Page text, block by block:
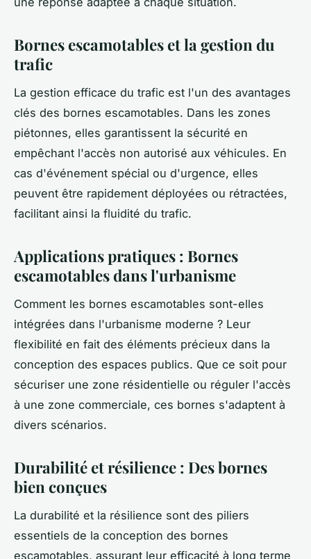
Bornes escamotables et la gestion du
trafic
La gestion efficace du trafic est l'un des avantages
clés des bornes escamotables. Dans les zones
piétonnes, elles garantissent la sécurité en
empêchant l'accès non autorisé aux véhicules. En
cas d'événement spécial ou d'urgence, elles
peuvent être rapidement déployées ou rétractées,
facilitant ainsi la fluidité du trafic.
Applications pratiques : Bornes
escamotables dans l'urbanisme
Comment les bornes escamotables sont-elles
intégrées dans l'urbanisme moderne ? Leur
flexibilité en fait des éléments précieux dans la
conception des espaces publics. Que ce soit pour
sécuriser une zone résidentielle ou réguler l'accès
à une zone commerciale, ces bornes s'adaptent à
divers scénarios.
Durabilité et résilience : Des bornes
bien conçues
La durabilité et la résilience sont des piliers
essentiels de la conception des bornes
escamotables, assurant leur efficacité à long terme